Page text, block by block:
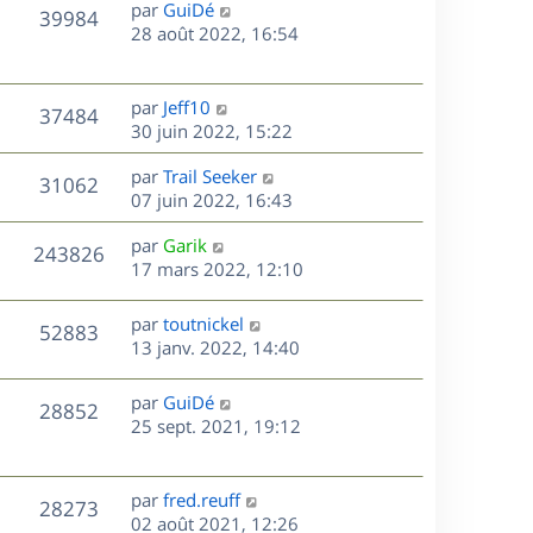
s
n
i
r
m
e
s
s
a
g
e
39984V
s
D
e
n
i
e
r
m
e
s
s
a
g
e
par GuiDé
28 août 2022, 16:54
37484V
u
e
s
D
e
r
n
i
e
r
m
e
s
s
e
par Jeff10
30 juin 2022, 15:22
31062V
u
e
D
e
r
n
i
e
r
m
s
a
e
par Trail Seeker
07 juin 2022, 16:43
243826V
u
s
D
e
n
i
r
m
e
s
a
par Garik
17 mars 2022, 12:10
52883V
u
e
D
e
i
e
e
par toutnickel
13 janv. 2022, 14:40
28852V
D
e
n
i
e
par GuiDé
25 sept. 2021, 19:12
28273V
D
e
par fred.reuff
02 août 2021, 12:26